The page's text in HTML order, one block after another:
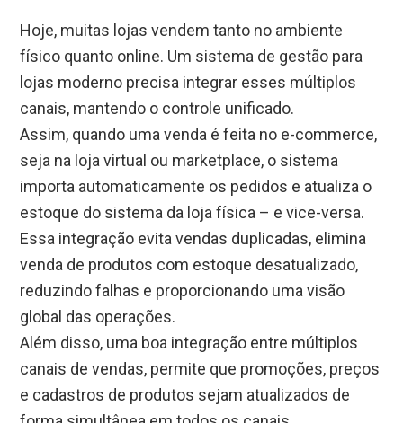
Hoje, muitas lojas vendem tanto no ambiente
físico quanto online. Um sistema de gestão para
lojas moderno precisa integrar esses múltiplos
canais, mantendo o controle unificado.
Assim, quando uma venda é feita no e-commerce,
seja na loja virtual ou marketplace, o sistema
importa automaticamente os pedidos e atualiza o
estoque do sistema da loja física – e vice-versa.
Essa integração evita vendas duplicadas, elimina
venda de produtos com estoque desatualizado,
reduzindo falhas e proporcionando uma visão
global das operações.
Além disso, uma boa integração entre múltiplos
canais de vendas, permite que promoções, preços
e cadastros de produtos sejam atualizados de